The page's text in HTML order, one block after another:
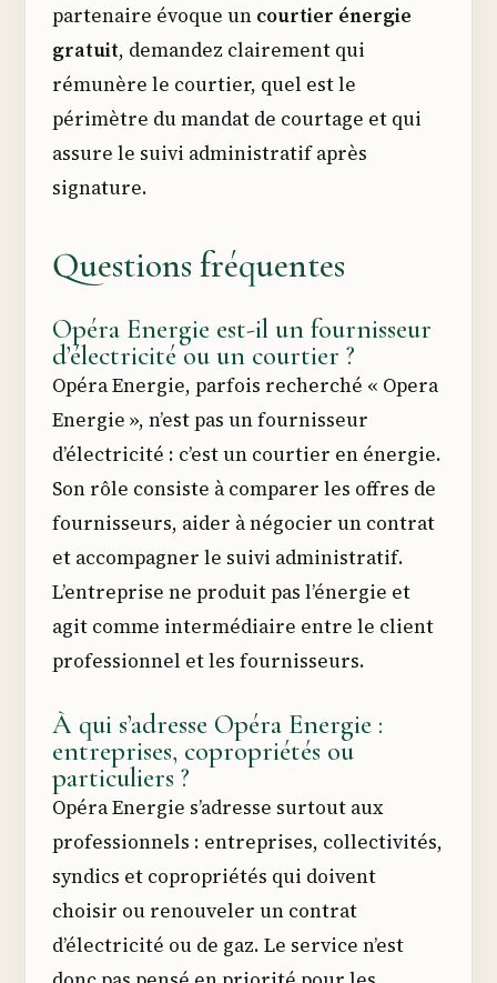
partenaire évoque un courtier énergie
gratuit, demandez clairement qui
rémunère le courtier, quel est le
périmètre du mandat de courtage et qui
assure le suivi administratif après
signature.
Questions fréquentes
Opéra Energie est-il un fournisseur
d’électricité ou un courtier ?
Opéra Energie, parfois recherché « Opera
Energie », n’est pas un fournisseur
d’électricité : c’est un courtier en énergie.
Son rôle consiste à comparer les offres de
fournisseurs, aider à négocier un contrat
et accompagner le suivi administratif.
L’entreprise ne produit pas l’énergie et
agit comme intermédiaire entre le client
professionnel et les fournisseurs.
À qui s’adresse Opéra Energie :
entreprises, copropriétés ou
particuliers ?
Opéra Energie s’adresse surtout aux
professionnels : entreprises, collectivités,
syndics et copropriétés qui doivent
choisir ou renouveler un contrat
d’électricité ou de gaz. Le service n’est